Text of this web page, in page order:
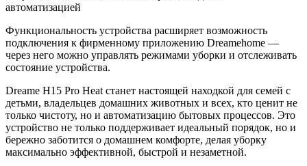
Функциональность устройства расширяет возможность
подключения к фирменному приложению Dreamehome —
через него можно управлять режимами уборки и отслеживать
состояние устройства.
Dreame H15 Pro Heat станет настоящей находкой для семей с
детьми, владельцев домашних животных и всех, кто ценит не
только чистоту, но и автоматизацию бытовых процессов. Это
устройство не только поддерживает идеальный порядок, но и
бережно заботится о домашнем комфорте, делая уборку
максимально эффективной, быстрой и незаметной.